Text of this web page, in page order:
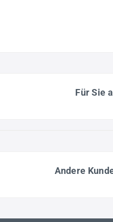
Für Sie
Andere